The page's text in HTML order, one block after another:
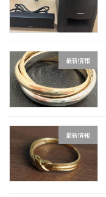
最新情報
最新情報